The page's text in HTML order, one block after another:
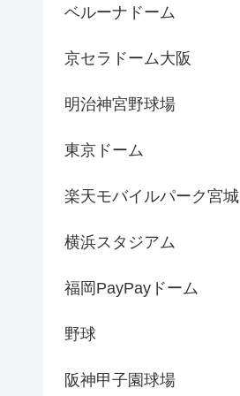
ベルーナドーム
京セラドーム大阪
明治神宮野球場
東京ドーム
楽天モバイルパーク宮城
横浜スタジアム
福岡PayPayドーム
野球
阪神甲子園球場